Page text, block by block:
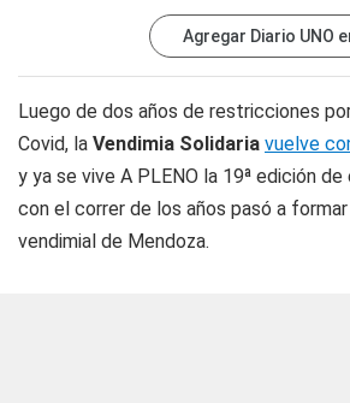
Agregar Diario UNO
Luego de dos años de restricciones
Covid, la Vendimia Solidaria vuelve
y ya se vive A PLENO la 19ª edición
con el correr de los años pasó a
vendimial de Mendoza.